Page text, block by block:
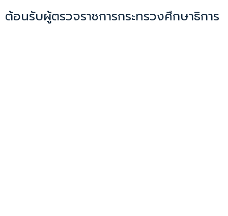
ต้อนรับผู้ตรวจราชการกระทรวงศึกษาธิการ